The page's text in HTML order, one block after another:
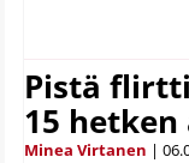
Pistä
15 hetken
Minea Virtanen |